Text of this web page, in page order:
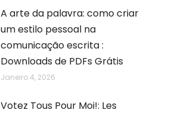
A arte da palavra: como criar
um estilo pessoal na
comunicação escrita :
Downloads de PDFs Grátis
Janeiro 4, 2026
Votez Tous Pour Moi!: Les